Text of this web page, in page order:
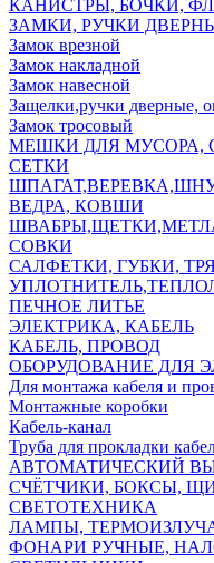
КАНИСТРЫ, БОЧКИ,
ЗАМКИ, РУЧКИ
Замок врезной
Замок накладной
Замок навесной
Защелки,ручки дверные,
Замок тросовый
МЕШКИ ДЛЯ МУСОРА,
СЕТКИ
ВЕДРА, КОВШИ
СОВКИ
САЛФЕТКИ, ГУБКИ,
ПЕЧНОЕ ЛИТЬЕ
ЭЛЕКТРИКА, КАБЕЛЬ
КАБЕЛЬ, ПРОВОД
ОБОРУДОВАНИЕ ДЛЯ
Для монтажа кабеля и
Монтажные коробки
Кабель-канал
Труба для прокладки
АВТОМАТИЧЕСКИЙ
СЧЁТЧИКИ, БОКСЫ,
СВЕТОТЕХНИКА
ЛАМПЫ,
ФОНАРИ РУЧНЫЕ,